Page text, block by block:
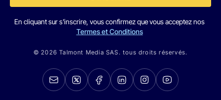
En cliquant sur s'inscrire, vous confirmez que vous acceptez nos
Termes et Conditions
© 2026 Talmont Media SAS. tous droits réservés.